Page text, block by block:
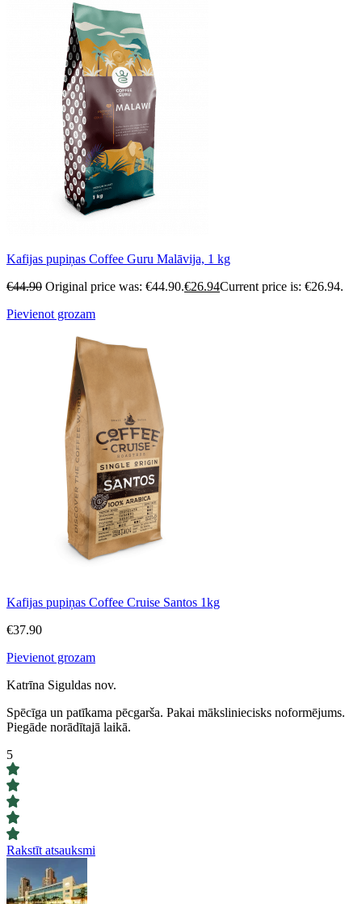
Kafijas pupiņas Coffee Guru Malāvija, 1 kg
€44.90 Original price was: €44.90.€26.94Current price is: €26.94.
Pievienot grozam
Kafijas pupiņas Coffee Cruise Santos 1kg
€37.90
Pievienot grozam
Katrīna Siguldas nov.
Spēcīga un patīkama pēcgarša. Pakai māksliniecisks noformējums.
Piegāde norādītajā laikā.
5
Rakstīt atsauksmi